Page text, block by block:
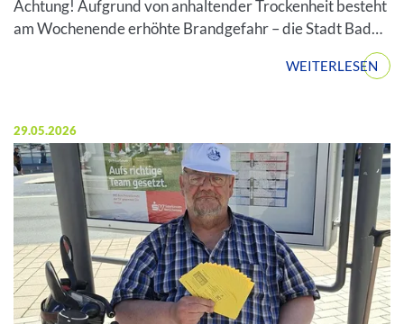
Achtung! Aufgrund von anhaltender Trockenheit besteht
am Wochenende erhöhte Brandgefahr – die Stadt Bad…
WEITERLESEN
Veröffentlicht am:
29.05.2026